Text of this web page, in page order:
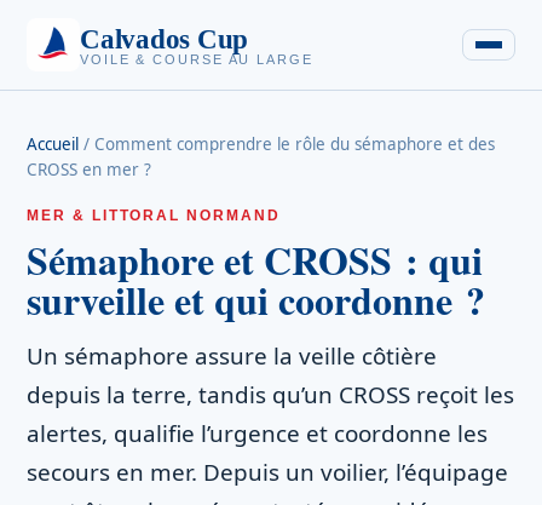
Calvados Cup
VOILE & COURSE AU LARGE
Accueil / Comment comprendre le rôle du sémaphore et des
CROSS en mer ?
MER & LITTORAL NORMAND
Sémaphore et CROSS : qui
surveille et qui coordonne ?
Un sémaphore assure la veille côtière
depuis la terre, tandis qu’un CROSS reçoit les
alertes, qualifie l’urgence et coordonne les
secours en mer. Depuis un voilier, l’équipage